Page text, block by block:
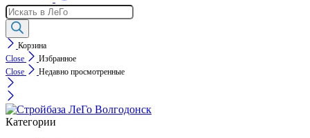
Поиск
товаров
Корзина
Close
Избранное
Close
Недавно просмотренные
Категории